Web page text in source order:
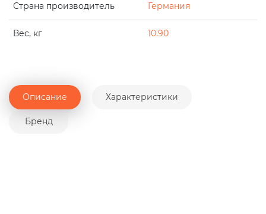
Страна производитель Германия
Вес, кг 10.90
Описание Характеристики
Бренд